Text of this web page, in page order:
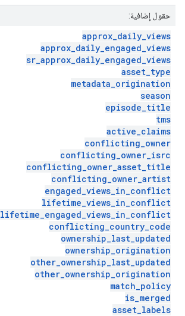
حقول إضافية:
approx_daily_views
approx_daily_engaged_views
sr_approx_daily_engaged_views
asset_type
metadata_origination
season
episode_title
tms
active_claims
conflicting_owner
conflicting_owner_isrc
conflicting_owner_asset_title
conflicting_owner_artist
engaged_views_in_conflict
lifetime_views_in_conflict
lifetime_engaged_views_in_conflict
conflicting_country_code
ownership_last_updated
ownership_origination
other_ownership_last_updated
other_ownership_origination
match_policy
is_merged
asset_labels